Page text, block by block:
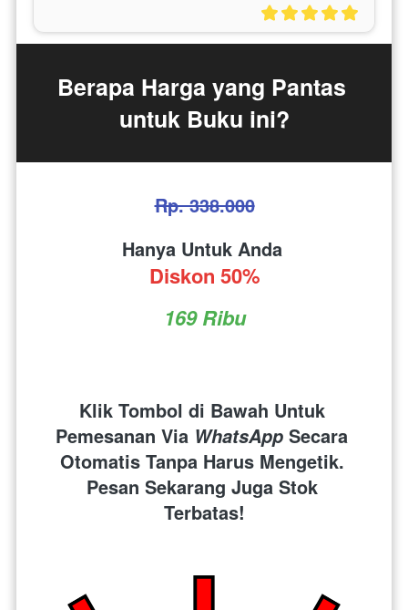
Berapa Harga yang Pantas
untuk Buku ini?
Rp. 338.000
Hanya Untuk Anda
Diskon 50%
169 Ribu
Klik Tombol di Bawah Untuk
Pemesanan Via WhatsApp Secara
Otomatis Tanpa Harus Mengetik.
Pesan Sekarang Juga Stok
Terbatas!